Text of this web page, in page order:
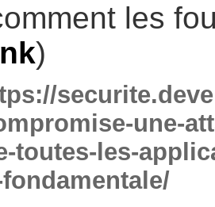
les
)
une-
toutes-les-